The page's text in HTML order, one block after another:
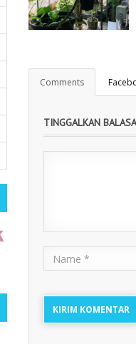
[PANTUN]
Lingkungan
Comments
TINGGALKAN